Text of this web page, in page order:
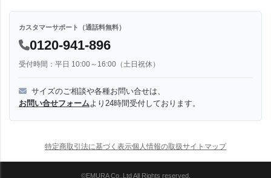
カスタマーサポート（通話料無料）
0120-941-896
受付時間：平日 10:00～16:00（土日祝休）
サイズのご相談や各種お問い合せは、
お問い合せフォームより24時間受付しております。
特定商取引法に基づく表示個人情報の取扱サイトマップ
©EMURA Co.,Ltd All Rights reserved.